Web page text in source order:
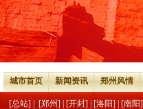
城市首页 新闻资讯 郑州风情
[总站] [郑州] [开封] [洛阳] [南阳]